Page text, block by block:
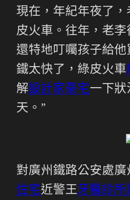
現在，年紀年夜了
皮火車。往年，老李
還特地叮囑孩子給他
鐵太快了，綠皮火車
解設計家豪宅一下狀
天。”
對廣州鐵路公安處
住宅近警王牙醫診所